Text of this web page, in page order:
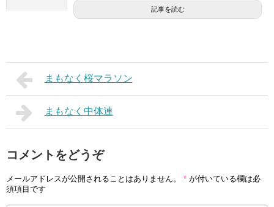
記事を読む
まもなく桜マラソン
まもなく中体連
コメントをどうぞ
メールアドレスが公開されることはありません。 * が付いている欄は必
須項目です